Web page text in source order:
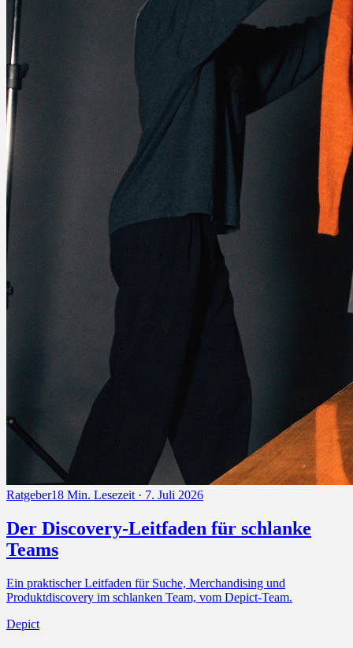
Ratgeber18 Min. Lesezeit · 7. Juli 2026
Der Discovery-Leitfaden für schlanke
Teams
Ein praktischer Leitfaden für Suche, Merchandising und
Produktdiscovery im schlanken Team, vom Depict-Team.
Depict